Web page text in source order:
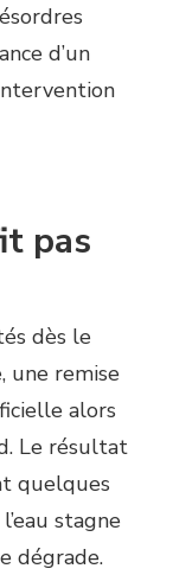
d’un
pas
dès le
une remise
alors
Le résultat
quelques
stagne
dégrade.